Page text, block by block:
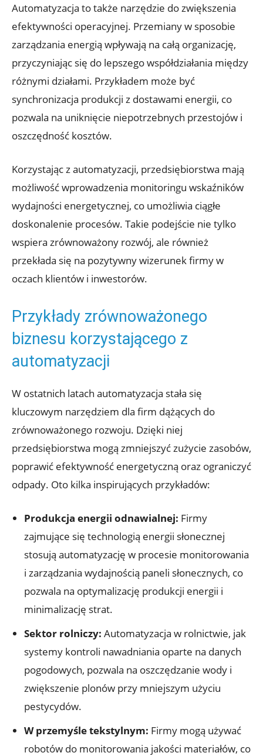
Automatyzacja to także narzędzie do zwiększenia
efektywności operacyjnej. Przemiany w sposobie
zarządzania energią wpływają na całą organizację,
przyczyniając się do lepszego współdziałania między
różnymi działami. Przykładem może być
synchronizacja produkcji z dostawami energii, co
pozwala na uniknięcie niepotrzebnych przestojów i
oszczędność kosztów.
Korzystając z automatyzacji, przedsiębiorstwa mają
możliwość wprowadzenia monitoringu wskaźników
wydajności energetycznej, co umożliwia ciągłe
doskonalenie procesów. Takie podejście nie tylko
wspiera zrównoważony rozwój, ale również
przekłada się na pozytywny wizerunek firmy w
oczach klientów i inwestorów.
Przykłady zrównoważonego
biznesu korzystającego z
automatyzacji
W ostatnich latach automatyzacja stała się
kluczowym narzędziem dla firm dążących do
zrównoważonego rozwoju. Dzięki niej
przedsiębiorstwa mogą zmniejszyć zużycie zasobów,
poprawić efektywność energetyczną oraz ograniczyć
odpady. Oto kilka inspirujących przykładów:
Produkcja energii odnawialnej: Firmy
zajmujące się technologią energii słonecznej
stosują automatyzację w procesie monitorowania
i zarządzania wydajnością paneli słonecznych, co
pozwala na optymalizację produkcji energii i
minimalizację strat.
Sektor rolniczy: Automatyzacja w rolnictwie, jak
systemy kontroli nawadniania oparte na danych
pogodowych, pozwala na oszczędzanie wody i
zwiększenie plonów przy mniejszym użyciu
pestycydów.
W przemyśle tekstylnym: Firmy mogą używać
robotów do monitorowania jakości materiałów, co